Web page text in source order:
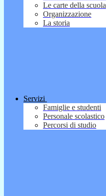
Le carte della scuola
Organizzazione
La storia
Servizi
Famiglie e studenti
Personale scolastico
Percorsi di studio